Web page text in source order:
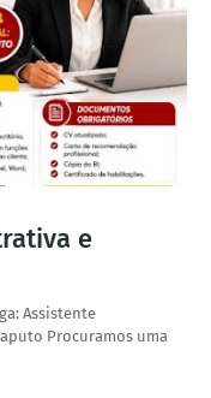
e
Assistente
Procuramos uma